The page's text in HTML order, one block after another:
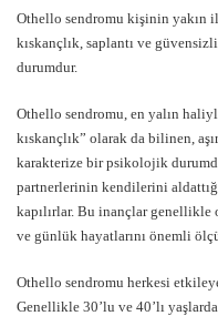
Othello sendromu kişinin yakın
kıskançlık, saplantı ve
durumdur.
Othello sendromu, en yalın
kıskançlık” olarak da bilinen,
karakterize bir psikolojik
partnerlerinin kendilerini
kapılırlar. Bu inançlar
ve günlük hayatlarını önemli
Othello sendromu herkesi
Genellikle 30’lu ve 40’lı